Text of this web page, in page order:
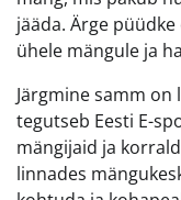
jääda. Ärge
ühele mängule ja
Järgmine samm on
tegutseb Eesti E-
mängijaid ja
linnades